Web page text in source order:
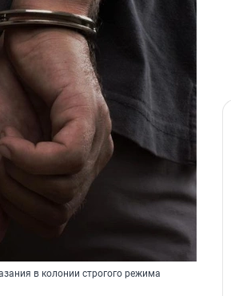
в колонии строгого режима